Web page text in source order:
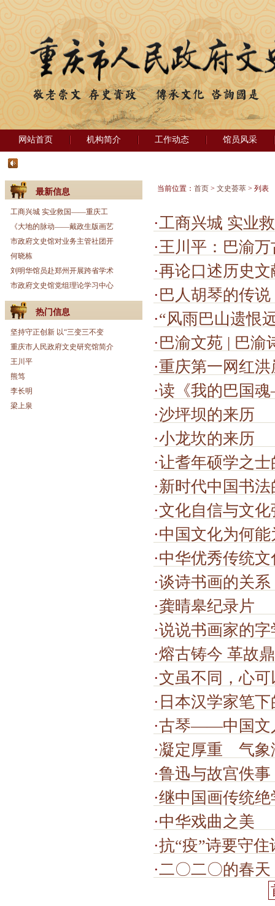
网站首页 机构简介 工作动态 馆员风采
最新信息
工商兴城 实业救国——重庆工
《大地的脉动——戴政生版画艺
市政府文史馆对业务主管社团开
何晓栋
刘明华馆员赴郑州开展跨省学术
市政府文史馆党组理论学习中心
热门信息
坚持守正创新 以“三变三不变
重庆市人民政府文史研究馆简介
王川平
熊笃
李长明
梁上泉
当前位置： 首页 > 文史荟萃 > 列表
·工商兴城 实业救国——
·王川平：巴渝
·再论口述历史
·巴人胡琴的传说
·“风雨巴山遗恨
·巴渝文苑 | 巴渝诗
·重庆第一网红
·读《我的巴国
·沙坪坝的来历
·小龙坎的来历
·让耆年硕学之
·新时代中国书
·文化自信与文
·中国文化为何
·中华优秀传统
·谈诗书画的关系
·龚晴皋纪录片
·说说书画家的字
·熔古铸今 革故
·文虽不同，心可
· 日本汉学家笔
·古琴——中国文
·凝定厚重 气象
·鲁迅与故宫佚事
·继中国画传统
·中华戏曲之美
·抗“疫”诗要守住
·二〇二〇的春天